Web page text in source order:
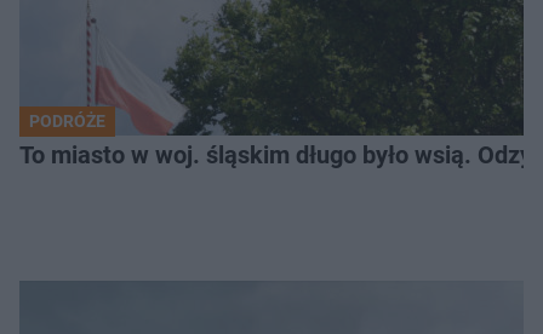
PODRÓŻE
To miasto w woj. śląskim długo było wsią.